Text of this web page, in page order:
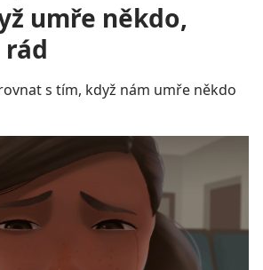
umře někdo,
s tím, když nám umře někdo